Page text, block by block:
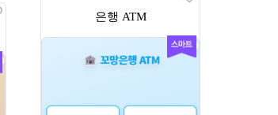
은행 ATM